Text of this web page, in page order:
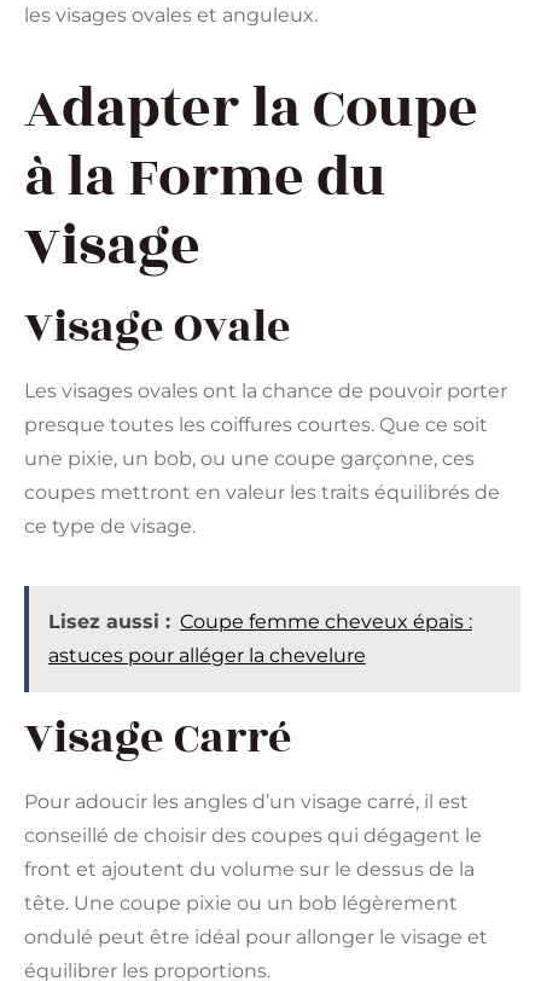
les visages ovales et anguleux​​.
Adapter la Coupe
à la Forme du
Visage
Visage Ovale
Les visages ovales ont la chance de pouvoir porter
presque toutes les coiffures courtes. Que ce soit
une pixie, un bob, ou une coupe garçonne, ces
coupes mettront en valeur les traits équilibrés de
ce type de visage​​.
Lisez aussi : Coupe femme cheveux épais :
astuces pour alléger la chevelure
Visage Carré
Pour adoucir les angles d’un visage carré, il est
conseillé de choisir des coupes qui dégagent le
front et ajoutent du volume sur le dessus de la
tête. Une coupe pixie ou un bob légèrement
ondulé peut être idéal pour allonger le visage et
équilibrer les proportions​​.